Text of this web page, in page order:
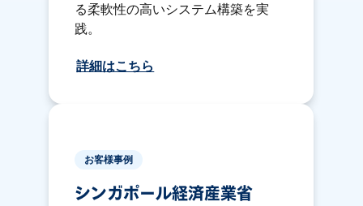
る柔軟性の高いシステム構築を実
践。
詳細はこちら
お客様事例
シンガポール経済産業省